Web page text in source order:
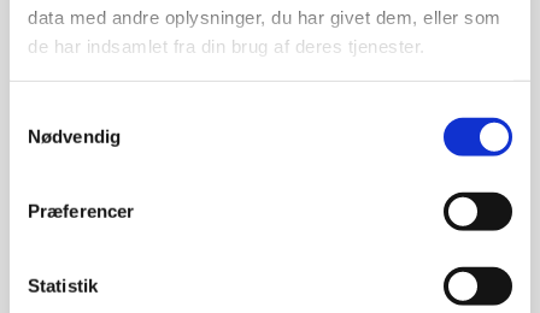
data med andre oplysninger, du har givet dem, eller som
de har indsamlet fra din brug af deres tjenester.
Nødvendig
Præferencer
Statistik
07 OKT STUDYSEA
KÅRES TIL BØRSEN
Posted at 10:59h
over for første gang i vores historie, at